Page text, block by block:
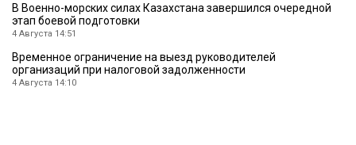
В Военно-морских силах Казахстана завершился очередной
этап боевой подготовки
4 Августа 14:51
Временное ограничение на выезд руководителей
организаций при налоговой задолженности
4 Августа 14:10